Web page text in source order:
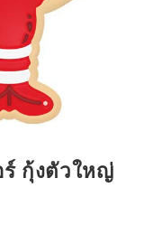
กุ้งตัวใหญ่